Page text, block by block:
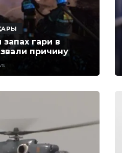
гари в
причину